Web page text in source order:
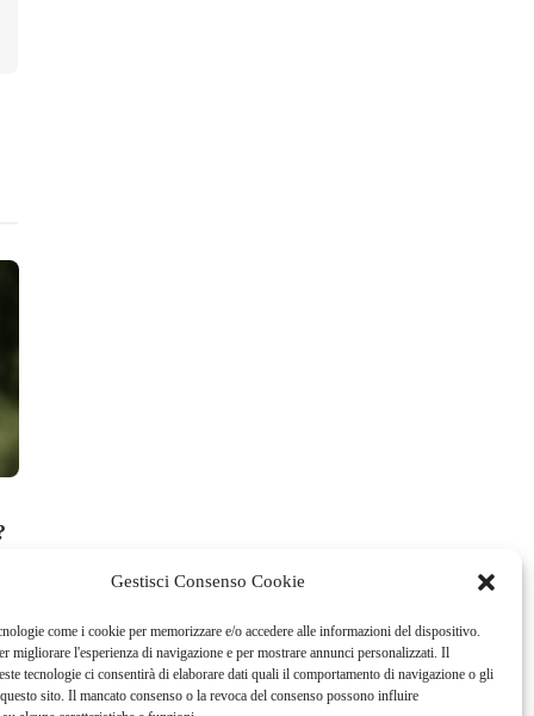
Gestisci Consenso Cookie
come i cookie per memorizzare e/o accedere alle informazioni del dispositivo.
migliorare l'esperienza di navigazione e per mostrare annunci personalizzati. Il
tecnologie ci consentirà di elaborare dati quali il comportamento di navigazione o gli
sito. Il mancato consenso o la revoca del consenso possono influire
Federica Rossi,29